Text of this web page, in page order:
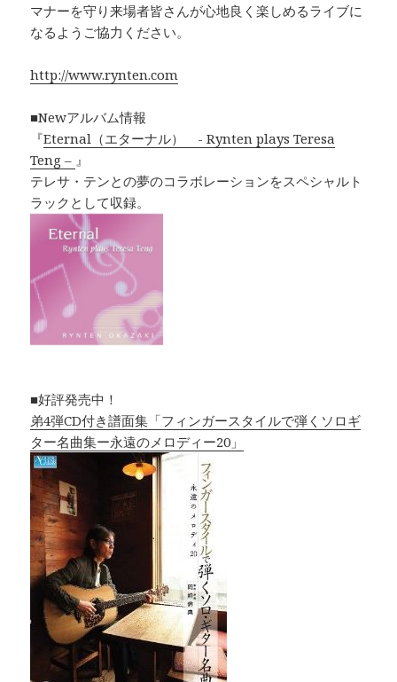
マナーを守り来場者皆さんが心地良く楽しめるライブに
なるようご協力ください。
http://www.rynten.com
■Newアルバム情報
『Eternal（エターナル） - Rynten plays Teresa
Teng – 』
テレサ・テンとの夢のコラボレーションをスペシャルト
ラックとして収録。
■好評発売中！
弟4弾CD付き譜面集「フィンガースタイルで弾くソロギ
ター名曲集ー永遠のメロディー20」